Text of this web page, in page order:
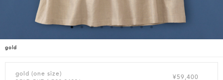
gold
gold (one size)
¥59,400